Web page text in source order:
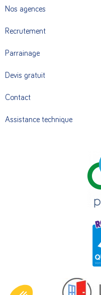
Nos agences
Recrutement
Parrainage
Devis gratuit
Contact
Assistance technique